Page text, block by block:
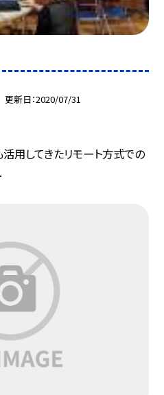
更新日 2020/07/31
用してきたリモート方式での